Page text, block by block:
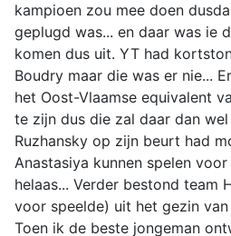
kampioen zou mee doen
geplugd was... en daar was ie
komen dus uit. YT had
Boudry maar die was er nie...
het Oost-Vlaamse equivalent
te zijn dus die zal daar dan
Ruzhansky op zijn beurt had
Anastasiya kunnen spelen voor
helaas... Verder bestond team
voor speelde) uit het gezin
Toen ik de beste jongeman